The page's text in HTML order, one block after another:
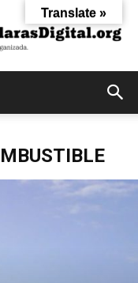
Translate »